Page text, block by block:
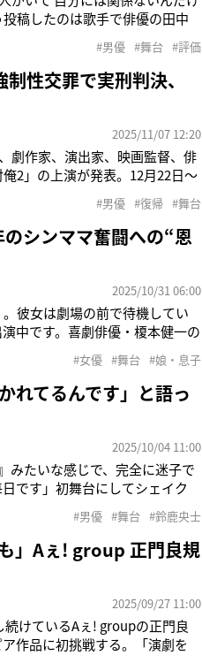
稿したのは歌手で俳優の田中
5日15時時点で約360万インプ
#男優 #舞台 #評価
性交罪で実刑判決、
2025/11/07 12:20
劇作家、演出家、映画監督、俳
2」の上演が発表。12月22日～
だ。一人芝居パートでは、日
#男優 #復帰 #舞台
シンママ奮闘への“恩
2025/10/31 06:00
彼女は劇場の前で待機してい
中です。喜劇俳優・榎本健一の
関係者の間で注目を集めていた
#女優 #舞台 #娘・息子
れてるんです」と語っ
2025/10/04 11:00
みたいな感じで、完全に迷子で
です」初舞台にしてシェイク
を重ねながら作品が練り上げ
#男優 #舞台 #鈴鹿央士
」Aぇ! group 正門良規
2025/09/27 11:00
続けているAぇ! groupの正門良
作品に初挑戦する。「演劇を